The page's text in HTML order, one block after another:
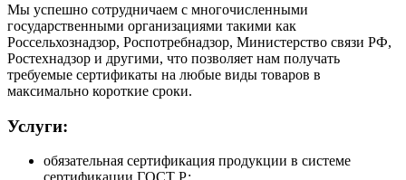
Мы успешно сотрудничаем с многочисленными
государственными организациями такими как
Россельхознадзор, Роспотребнадзор, Министерство связи РФ,
Ростехнадзор и другими, что позволяет нам получать
требуемые сертификаты на любые виды товаров в
максимально короткие сроки.
Услуги:
обязательная сертификация продукции в системе